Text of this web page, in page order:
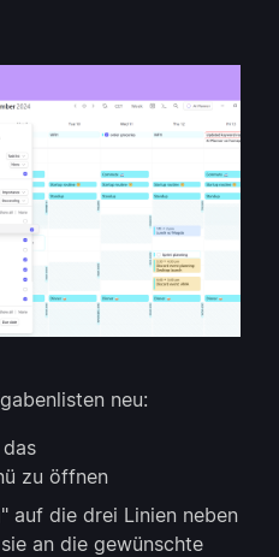
neu:
zu öffnen
auf die drei Linien neben
an die gewünschte